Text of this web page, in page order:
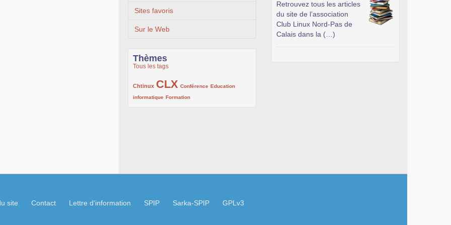
Sites favoris
Sur le Web
Thèmes
Tous les tags
Chtinux
222/1002CLX
1002/1002 Conférence
132/1002
Education
informatique
119/1002 Formation
168/1002
Retrouvez tous les articles
du site de l’association
Club Linux Nord-Pas de
Calais dans la (…)
site Contact Lettre d'information SPIP Sarka-SPIP GPLv3